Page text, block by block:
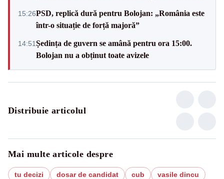
15:26PSD, replică dură pentru Bolojan: „România este
într-o situație de forță majoră”
14:51Ședința de guvern se amână pentru ora 15:00.
Bolojan nu a obținut toate avizele
Distribuie articolul
Mai multe articole despre
tu decizi dosar de candidat cub vasile dincu